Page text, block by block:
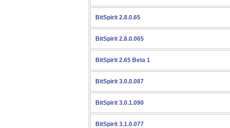
BitSpirit 2.8.0.65
BitSpirit 2.8.0.065
BitSpirit 2.65 Beta 1
BitSpirit 3.0.0.087
BitSpirit 3.0.1.090
BitSpirit 3.1.0.077